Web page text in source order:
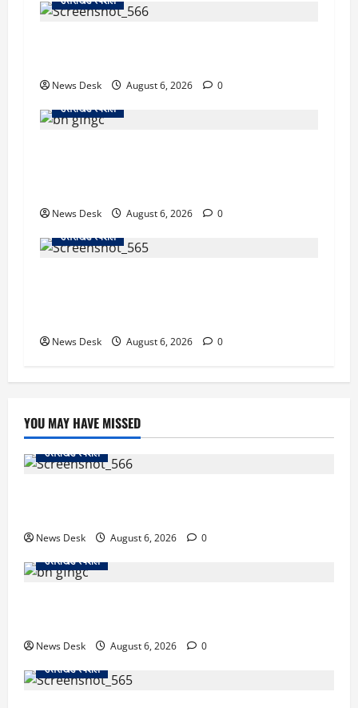
News Desk August 6, 2026
0
उत्तराखंड स्पेशल
News Desk August 6, 2026
0
उत्तराखंड स्पेशल
News Desk August 6, 2026 0
YOU MAY HAVE MISSED
उत्तराखंड स्पेशल
News Desk August 6, 2026
0
उत्तराखंड स्पेशल
News Desk August 6, 2026
0
उत्तराखंड स्पेशल